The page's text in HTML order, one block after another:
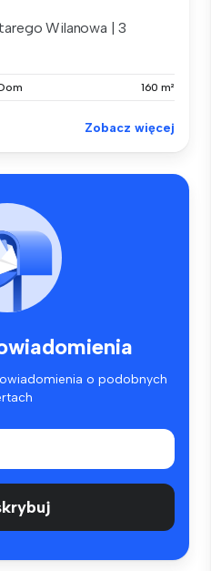
Wilanowa | 3
160 m²
Zobacz więcej
o podobnych